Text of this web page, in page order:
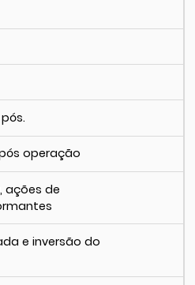
operação
ações de
e inversão do